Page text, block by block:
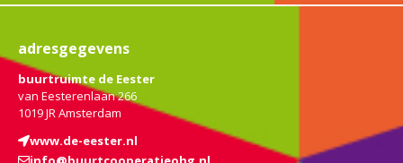
adresgegevens
buurtruimte de Eester
van Eesterenlaan 266
1019 JR Amsterdam
www.de-eester.nl